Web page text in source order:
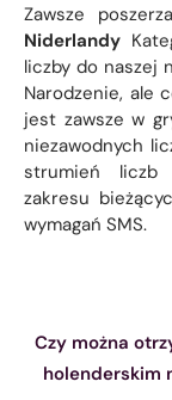
Zawsze
Niderlandy
liczby do naszej
Narodzenie, ale
jest zawsze w
niezawodnych
strumień liczb
zakresu
wymagań SMS.
Czy można
holenderskim